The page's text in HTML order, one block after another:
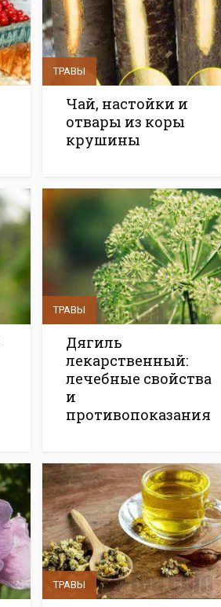
ТРАВЫ
Чай, настойки и
отвары из коры
крушины
ТРАВЫ
Дягиль
лекарственный:
лечебные свойства
и
противопоказания
ТРАВЫ